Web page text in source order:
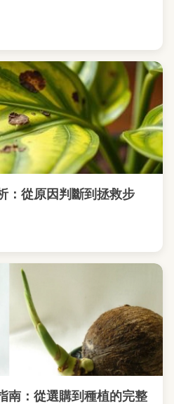
：從原因判斷到拯救步
南：從選購到種植的完整